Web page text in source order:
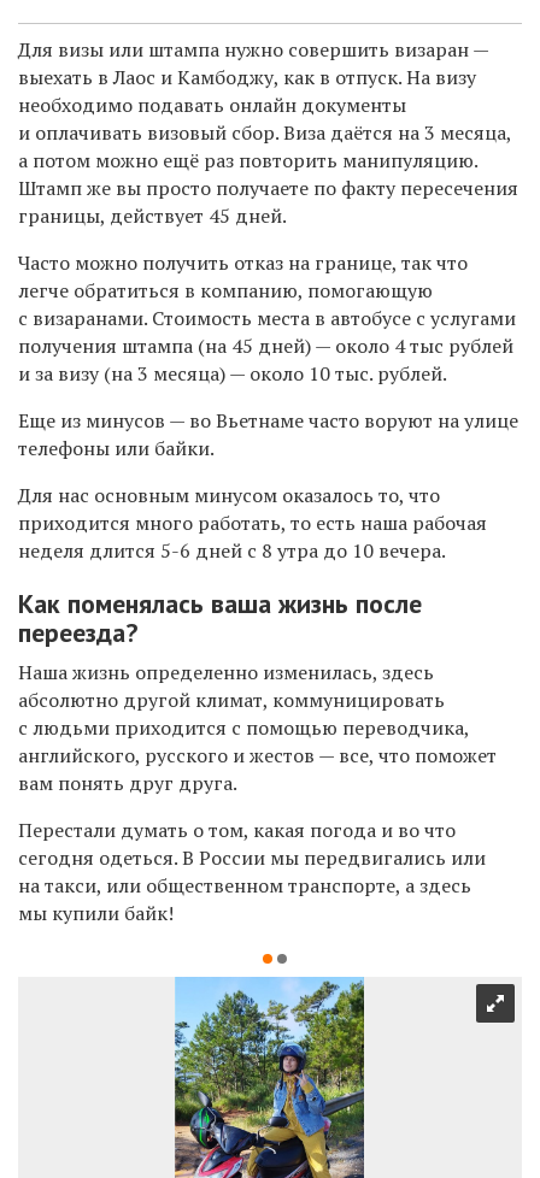
Для визы или штампа нужно совершить визаран —
выехать в Лаос и Камбоджу, как в отпуск. На визу
необходимо подавать онлайн документы
и оплачивать визовый сбор. Виза даётся на 3 месяца,
а потом можно ещё раз повторить манипуляцию.
Штамп же вы просто получаете по факту пересечения
границы, действует 45 дней.
Часто можно получить отказ на границе, так что
легче обратиться в компанию, помогающую
с визаранами. Стоимость места в автобусе с услугами
получения штампа (на 45 дней) — около 4 тыс рублей
и за визу (на 3 месяца) — около 10 тыс. рублей.
Еще из минусов — во Вьетнаме часто воруют на улице
телефоны или байки.
Для нас основным минусом оказалось то, что
приходится много работать, то есть наша рабочая
неделя длится 5-6 дней с 8 утра до 10 вечера.
Как поменялась ваша жизнь после
переезда?
Наша жизнь определенно изменилась, здесь
абсолютно другой климат, коммуницировать
с людьми приходится с помощью переводчика,
английского, русского и жестов — все, что поможет
вам понять друг друга.
Перестали думать о том, какая погода и во что
сегодня одеться. В России мы передвигались или
на такси, или общественном транспорте, а здесь
мы купили байк!